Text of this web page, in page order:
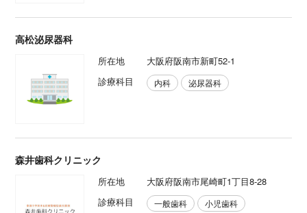
高松泌尿器科
所在地
大阪府阪南市新町52-1
診療科目
内科 泌尿器科
森井歯科クリニック
所在地
大阪府阪南市尾崎町1丁目8-28
診療科目
一般歯科
小児歯科